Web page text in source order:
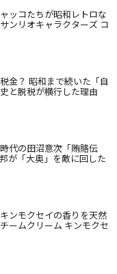
ッコたちが昭和レトロな
ンリオキャラクターズ コ
金？ 昭和まで続いた「自
と脱税が横行した理由
代の田沼意次「賄賂伝
が「大奥」を敵に回した
ンモクセイの香りを天然
ームクリーム キンモクセ